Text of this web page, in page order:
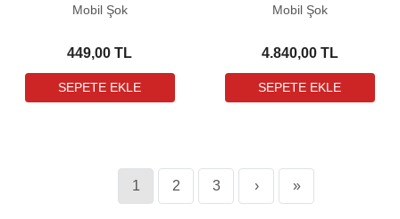
Mobil Şok
449,00 TL
Mobil Şok
4.840,00 TL
1 2 3 › »